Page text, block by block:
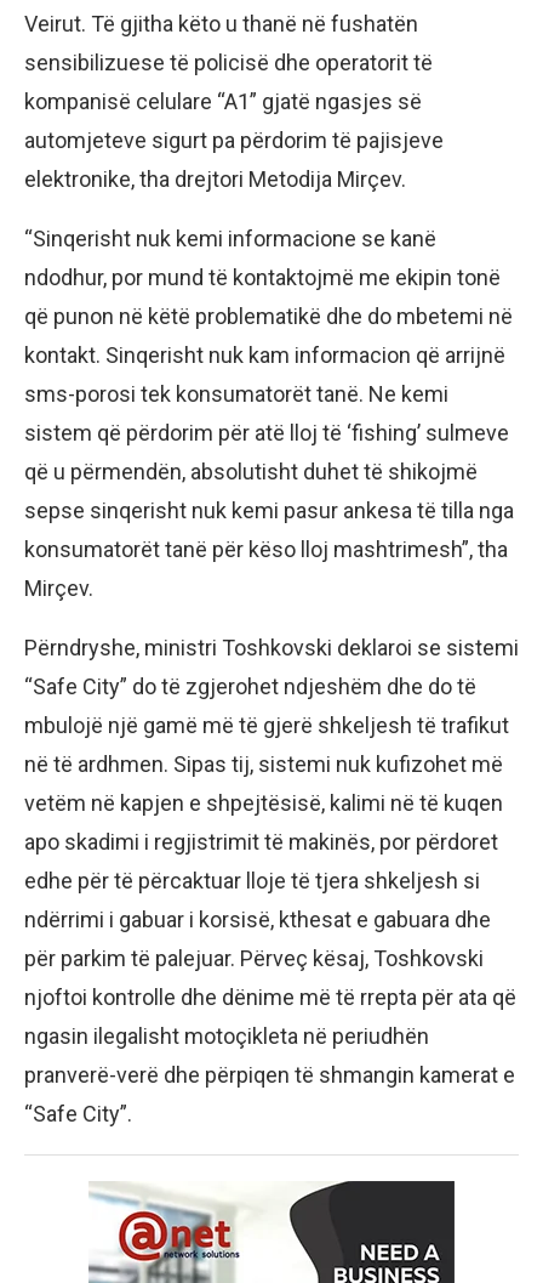
Veirut. Të gjitha këto u thanë në fushatën
sensibilizuese të policisë dhe operatorit të
kompanisë celulare “A1” gjatë ngasjes së
automjeteve sigurt pa përdorim të pajisjeve
elektronike, tha drejtori Metodija Mirçev.
“Sinqerisht nuk kemi informacione se kanë
ndodhur, por mund të kontaktojmë me ekipin tonë
që punon në këtë problematikë dhe do mbetemi në
kontakt. Sinqerisht nuk kam informacion që arrijnë
sms-porosi tek konsumatorët tanë. Ne kemi
sistem që përdorim për atë lloj të ‘fishing’ sulmeve
që u përmendën, absolutisht duhet të shikojmë
sepse sinqerisht nuk kemi pasur ankesa të tilla nga
konsumatorët tanë për këso lloj mashtrimesh”, tha
Mirçev.
Përndryshe, ministri Toshkovski deklaroi se sistemi
“Safe City” do të zgjerohet ndjeshëm dhe do të
mbulojë një gamë më të gjerë shkeljesh të trafikut
në të ardhmen. Sipas tij, sistemi nuk kufizohet më
vetëm në kapjen e shpejtësisë, kalimi në të kuqen
apo skadimi i regjistrimit të makinës, por përdoret
edhe për të përcaktuar lloje të tjera shkeljesh si
ndërrimi i gabuar i korsisë, kthesat e gabuara dhe
për parkim të palejuar. Përveç kësaj, Toshkovski
njoftoi kontrolle dhe dënime më të rrepta për ata që
ngasin ilegalisht motoçikleta në periudhën
pranverë-verë dhe përpiqen të shmangin kamerat e
“Safe City”.